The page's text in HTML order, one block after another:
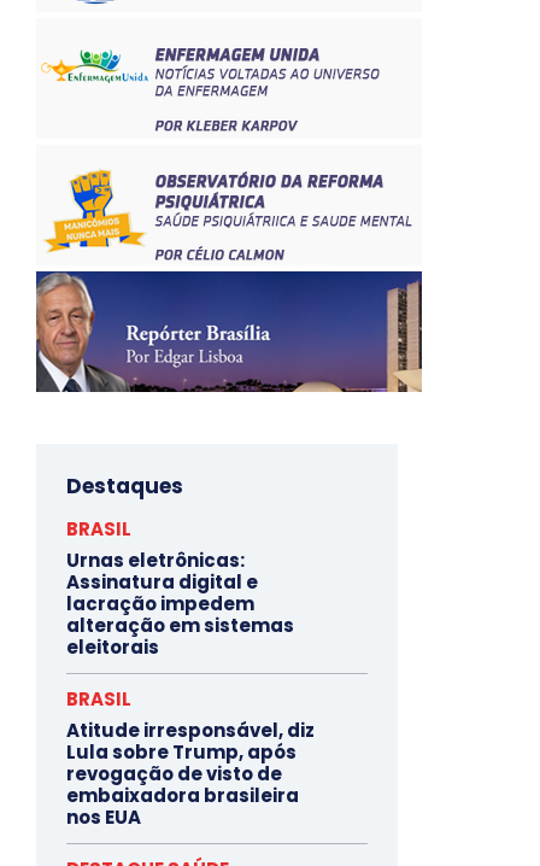
Destaques
BRASIL
Urnas eletrônicas:
Assinatura digital e
lacração impedem
alteração em sistemas
eleitorais
BRASIL
Atitude irresponsável, diz
Lula sobre Trump, após
revogação de visto de
embaixadora brasileira
nos EUA